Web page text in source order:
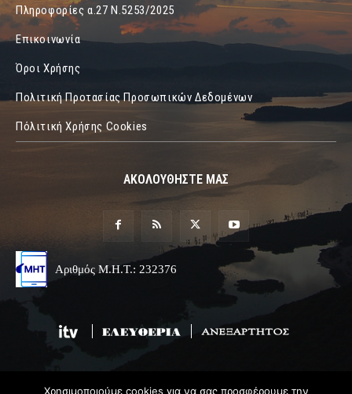
Πληροφορίες α.27 Ν.5253/2025
Επικοινωνία
Όροι Χρήσης
Πολιτική Προτασίας Προσωπικών Δεδομένων
Πόλιτική Χρήσης Cookies
ΑΚΟΛΟΥΘΗΣΤΕ ΜΑΣ
Αριθμός Μ.Η.Τ.: 232376
Χρησιμοποιούμε cookies για να σας προσφέρουμε την